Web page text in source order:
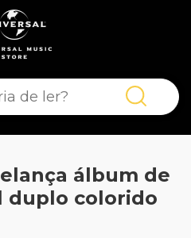
álbum de
duplo colorido